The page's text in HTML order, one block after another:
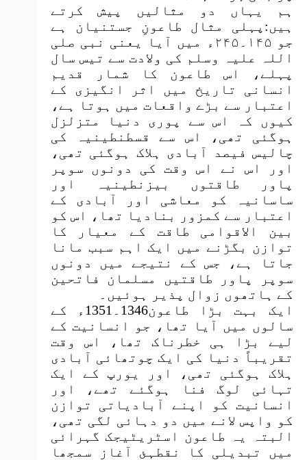
ہم یہاں دو مثالیں پیش کرتے
ہیں:پہلی مثال طاعونِ جستنیان ہے
جو ۱۴۵۔۲۴۵ء میں آیا یعنی نبی صلی
اللہ علیہ وسلم کی ولادت سے تیس سال
پہلے، اس طاعون کا شمار قدیم
انسانی تاریخ میں اثر انگیزی کے
اعتبار سے بڑے واقعات میں ہوتا ہے،
کیوں کہ اس سے پوری دنیا متزلزل
ہوگئی تھی، اس سے قسطنطینیہ کی
چالیس فیصد آبادی ہلاک ہوگئی تھی،
اور اس نے اس وقت کی دونوں سوپر
پاور طاقتوں بیزنطینیہ اور
ساسانیہ کو معاشی اور آبادی کے
اعتبار سے کمزور بنادیا تھا، اس کو
بین الاقوامی طاقت کے معیار کا
توازن بگڑنے میں ایک اہم سبب مانا
جاتا ہے، جس کے نتیجے میں دونوں
سوپر پاور طاقتیں مسلمان فاتحین
کے ہاتھوں زوال پذیر ہوئیں۔
ایک بہت بڑا طاعون1346۔1351ء کے
سالوں میں آیا تھا، جو انسانیت کے
لیے بڑا ہی خطرناک تھا، اس وقت
تقریباً دنیا کی ایک چوتھائی آبادی
ہلاک ہوگئی تھی، اور یورپ کے ایک
تہائی لوگ فنا ہوگئے تھے، اور
انسانیت کو اپنے آبادیاتی توازن
کو واپس لانے میں دو دہائی لگی تھی،
البتہ یہ طاعون اسٹریٹیجک گہرائی
میں تبدیلی کا نقطہئ آغاز سمجھا